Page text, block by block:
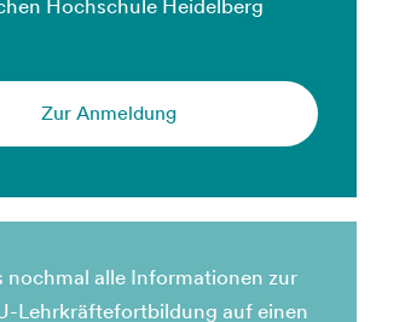
Hochschule Heidelberg
Zur Anmeldung
nochmal alle Informationen zur
Lehrkräftefortbildung auf einen